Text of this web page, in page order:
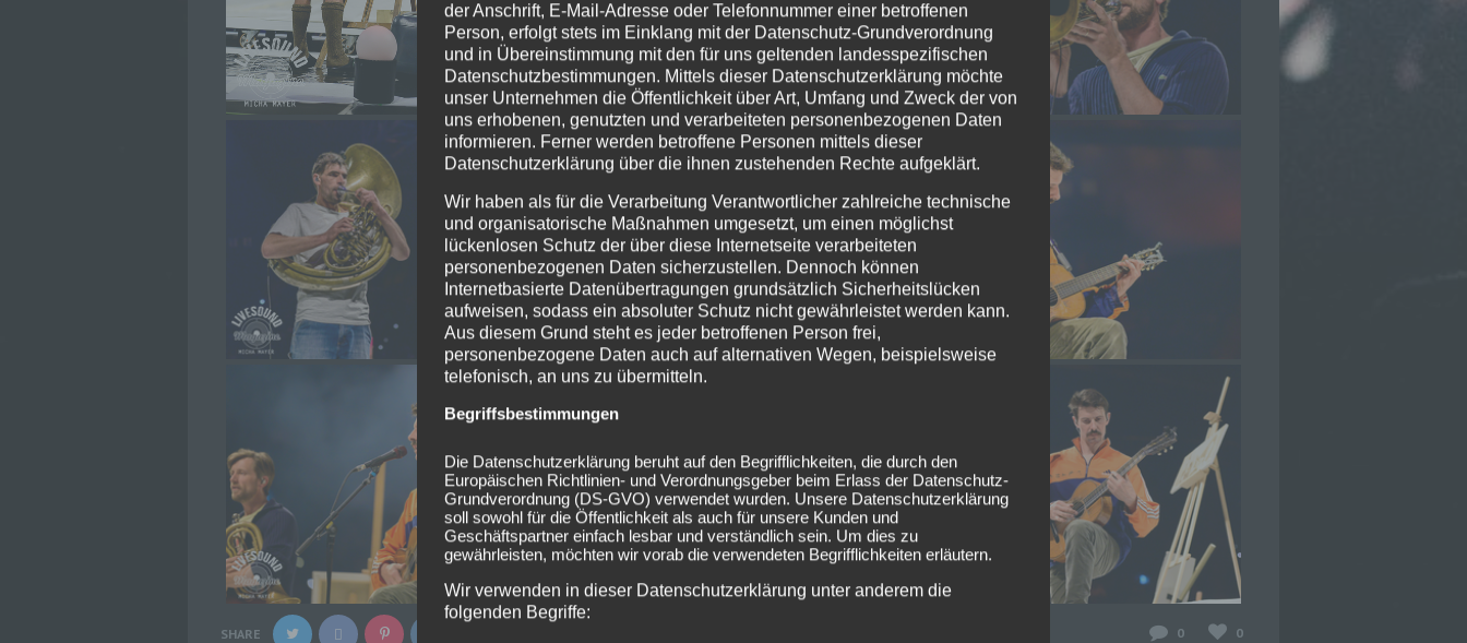
SHARE 0 0
der Anschrift, E-Mail-Adresse oder Telefonnummer einer betroffenen
Person, erfolgt stets im Einklang mit der Datenschutz-Grundverordnung
und in Übereinstimmung mit den für uns geltenden landesspezifischen
Datenschutzbestimmungen. Mittels dieser Datenschutzerklärung möchte
unser Unternehmen die Öffentlichkeit über Art, Umfang und Zweck der von
uns erhobenen, genutzten und verarbeiteten personenbezogenen Daten
informieren. Ferner werden betroffene Personen mittels dieser
Datenschutzerklärung über die ihnen zustehenden Rechte aufgeklärt.
Wir haben als für die Verarbeitung Verantwortlicher zahlreiche technische
und organisatorische Maßnahmen umgesetzt, um einen möglichst
lückenlosen Schutz der über diese Internetseite verarbeiteten
personenbezogenen Daten sicherzustellen. Dennoch können
Internetbasierte Datenübertragungen grundsätzlich Sicherheitslücken
aufweisen, sodass ein absoluter Schutz nicht gewährleistet werden kann.
Aus diesem Grund steht es jeder betroffenen Person frei,
personenbezogene Daten auch auf alternativen Wegen, beispielsweise
telefonisch, an uns zu übermitteln.
Begriffsbestimmungen
Die Datenschutzerklärung beruht auf den Begrifflichkeiten, die durch den
Europäischen Richtlinien- und Verordnungsgeber beim Erlass der Datenschutz-
Grundverordnung (DS-GVO) verwendet wurden. Unsere Datenschutzerklärung
soll sowohl für die Öffentlichkeit als auch für unsere Kunden und
Geschäftspartner einfach lesbar und verständlich sein. Um dies zu
gewährleisten, möchten wir vorab die verwendeten Begrifflichkeiten erläutern.
Wir verwenden in dieser Datenschutzerklärung unter anderem die
folgenden Begriffe: